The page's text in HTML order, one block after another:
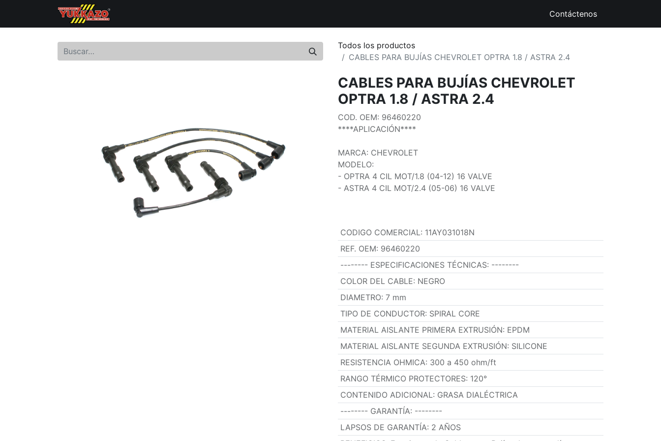
Contáctenos
Todos los productos
CABLES PARA BUJÍAS CHEVROLET OPTRA 1.8 / ASTRA 2.4
CABLES PARA BUJÍAS CHEVROLET
OPTRA 1.8 / ASTRA 2.4
COD. OEM: 96460220
****APLICACIÓN****
MARCA: CHEVROLET
MODELO:
- OPTRA 4 CIL MOT/1.8 (04-12) 16 VALVE
- ASTRA 4 CIL MOT/2.4 (05-06) 16 VALVE
CODIGO COMERCIAL: 11AY031018N
REF. OEM: 96460220
-------- ESPECIFICACIONES TÉCNICAS: --------
COLOR DEL CABLE: NEGRO
DIAMETRO: 7 mm
TIPO DE CONDUCTOR: SPIRAL CORE
MATERIAL AISLANTE PRIMERA EXTRUSIÓN: EPDM
MATERIAL AISLANTE SEGUNDA EXTRUSIÓN: SILICONE
RESISTENCIA OHMICA: 300 a 450 ohm/ft
RANGO TÉRMICO PROTECTORES: 120°
CONTENIDO ADICIONAL: GRASA DIALÉCTRICA
-------- GARANTÍA: --------
LAPSOS DE GARANTÍA: 2 AÑOS